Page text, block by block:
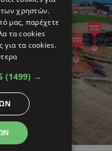
των χρηστών.
μας, παρέχετε
τα cookies
για τα cookies.
(1499) →